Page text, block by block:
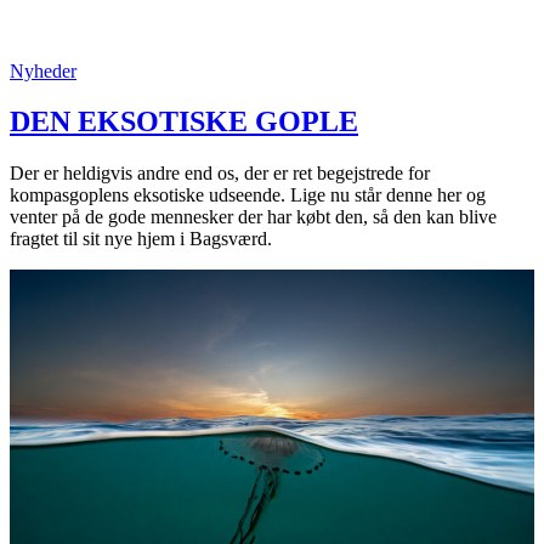
Posted
:
Nyheder
DEN EKSOTISKE GOPLE
Der er heldigvis andre end os, der er ret begejstrede for
kompasgoplens eksotiske udseende. Lige nu står denne her og
venter på de gode mennesker der har købt den, så den kan blive
fragtet til sit nye hjem i Bagsværd.